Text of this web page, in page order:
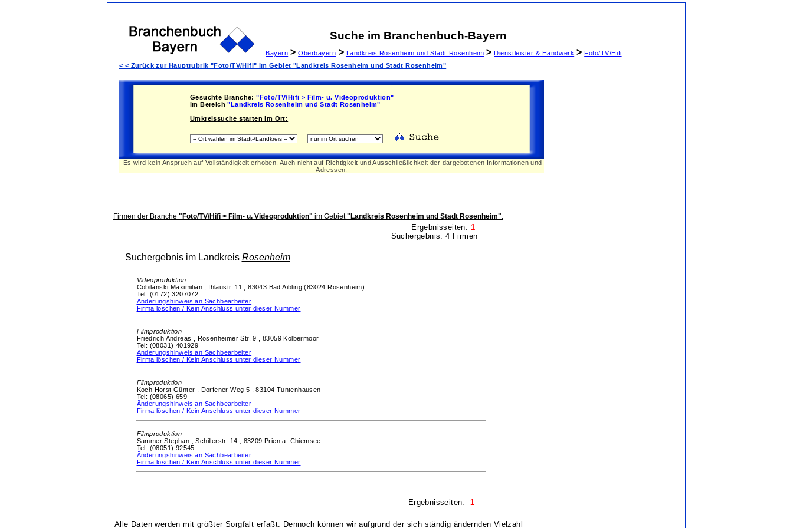
Suche im Branchenbuch-Bayern
Bayern > Oberbayern > Landkreis Rosenheim und Stadt Rosenheim > Dienstleister & Handwerk > Foto/TV/Hifi
< < Zurück zur Hauptrubrik "Foto/TV/Hifi" im Gebiet "Landkreis Rosenheim und Stadt Rosenheim"
Gesuchte Branche: "Foto/TV/Hifi > Film- u. Videoproduktion"
im Bereich "Landkreis Rosenheim und Stadt Rosenheim"
Umkreissuche starten im Ort:
Es wird kein Anspruch auf Vollständigkeit erhoben. Auch nicht auf Richtigkeit und Ausschließlichkeit der dargebotenen Informationen und
Adressen.
Firmen der Branche "Foto/TV/Hifi > Film- u. Videoproduktion" im Gebiet"Landkreis Rosenheim und Stadt Rosenheim":
Ergebnisseiten: 1
Suchergebnis: 4 Firmen
Suchergebnis im Landkreis Rosenheim
Videoproduktion
Cobilanski Maximilian , Ihlaustr. 11 ,83043 Bad Aibling (83024 Rosenheim)
Tel: (0172) 3207072
Änderungshinweis an Sachbearbeiter
Firma löschen / Kein Anschluss unter dieser Nummer
Filmproduktion
Friedrich Andreas , Rosenheimer Str. 9 , 83059 Kolbermoor
Tel: (08031) 401929
Änderungshinweis an Sachbearbeiter
Firma löschen / Kein Anschluss unter dieser Nummer
Filmproduktion
Koch Horst Günter , Dorfener Weg 5 ,83104 Tuntenhausen
Tel: (08065) 659
Änderungshinweis an Sachbearbeiter
Firma löschen / Kein Anschluss unter dieser Nummer
Filmproduktion
Sammer Stephan ,Schillerstr. 14 , 83209 Prien a. Chiemsee
Tel: (08051) 92545
Änderungshinweis an Sachbearbeiter
Firma löschen / Kein Anschluss unter dieser Nummer
Ergebnisseiten: 1
Alle Daten werden mit größter Sorgfalt erfaßt. Dennoch können wir aufgrund der sich ständig ändernden Vielzahl